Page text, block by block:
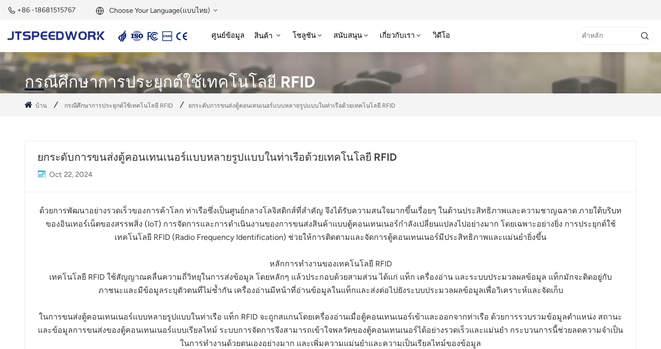
+86 -18681515767 Choose Your Language(แบบไทย)
English
Français
Deutsch
Español
Nederland
عربي
Türk
Ελληνικά
ศูนย์ข้อมูล สินค้า โซลูชัน สนับสนุน เกี่ยวกับเรา วิดีโอ
กรณีศึกษาการประยุกต์ใช้เทคโนโลยี RFID
บ้าน กรณีศึกษาการประยุกต์ใช้เทคโนโลยี RFID ยกระดับการขนส่งตู้คอนเทนเนอร์แบบหลายรูปแบบในท่าเรือด้วยเทคโนโลยี RFID
ยกระดับการขนส่งตู้คอนเทนเนอร์แบบหลายรูปแบบในท่าเรือด้วยเทคโนโลยี RFID
Oct 22, 2024
ด้วยการพัฒนาอย่างรวดเร็วของการค้าโลก ท่าเรือซึ่งเป็นศูนย์กลางโลจิสติกส์ที่สำคัญ จึงได้รับความสนใจมากขึ้นเรื่อยๆ ในด้านประสิทธิภาพและความชาญฉลาด ภายใต้บริบท
ของอินเทอร์เน็ตของสรรพสิ่ง (IoT) การจัดการและการดำเนินงานของการขนส่งสินค้าแบบตู้คอนเทนเนอร์กำลังเปลี่ยนแปลงไปอย่างมาก โดยเฉพาะอย่างยิ่ง การประยุกต์ใช้
เทคโนโลยี RFID (Radio Frequency Identification) ช่วยให้การติดตามและจัดการตู้คอนเทนเนอร์มีประสิทธิภาพและแม่นยำยิ่งขึ้น
หลักการทำงานของเทคโนโลยี RFID
เทคโนโลยี RFID ใช้สัญญาณคลื่นความถี่วิทยุในการส่งข้อมูล โดยหลักๆ แล้วประกอบด้วยสามส่วน ได้แก่ แท็ก เครื่องอ่าน และระบบประมวลผลข้อมูล แท็กมักจะติดอยู่กับ
ภาชนะและมีข้อมูลระบุตัวตนที่ไม่ซ้ำกัน เครื่องอ่านมีหน้าที่อ่านข้อมูลในแท็กและส่งต่อไปยังระบบประมวลผลข้อมูลเพื่อวิเคราะห์และจัดเก็บ
ในการขนส่งตู้คอนเทนเนอร์แบบหลายรูปแบบในท่าเรือ แท็ก RFID จะถูกสแกนโดยเครื่องอ่านเมื่อตู้คอนเทนเนอร์เข้าและออกจากท่าเรือ ด้วยการรวบรวมข้อมูลตำแหน่ง สถานะ
และข้อมูลการขนส่งของตู้คอนเทนเนอร์แบบเรียลไทม์ ระบบการจัดการจึงสามารถเข้าใจพลวัตของตู้คอนเทนเนอร์ได้อย่างรวดเร็วและแม่นยำ กระบวนการนี้ช่วยลดความจำเป็น
ในการทำงานด้วยตนเองอย่างมาก และเพิ่มความแม่นยำและความเป็นเรียลไทม์ของข้อมูล